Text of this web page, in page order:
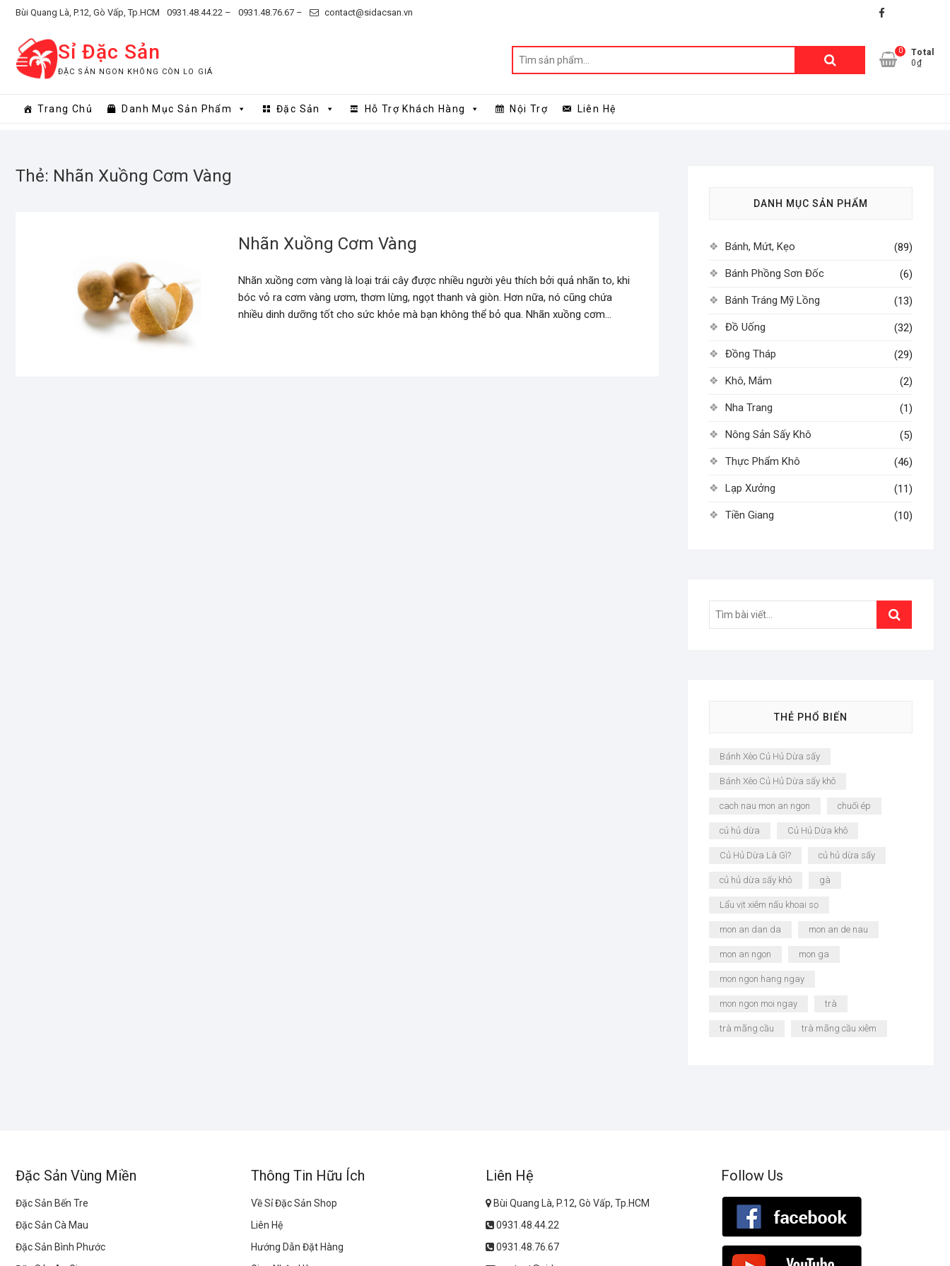
Skip
content
Bùi Quang Là, P.12, Gò Vấp, Tp.HCM 0931.48.44.22 – 0931.48.76.67 – contact@sidacsan.vn facebook
Sỉ Đặc Sản
ĐẶC SẢN NGON KHÔNG CÒN LO GIÁ
0
Total
0₫
Trang Chủ Danh Mục Sản Phẩm Đặc Sản Hỗ Trợ Khách Hàng Nội Trợ Liên Hệ
Thẻ: Nhãn Xuồng Cơm Vàng
Nhãn Xuồng Cơm Vàng
Nhãn xuồng cơm vàng là loại trái cây được nhiều người yêu thích bởi quả nhãn to, khi
bóc vỏ ra cơm vàng ươm, thơm lừng, ngọt thanh và giòn. Hơn nữa, nó cũng chứa
nhiều dinh dưỡng tốt cho sức khỏe mà bạn không thể bỏ qua. Nhãn xuồng cơm…
DANH MỤC SẢN PHẨM
Bánh, Mứt, Kẹo (89)
Bánh Phồng Sơn Đốc (6)
Bánh Tráng Mỹ Lồng (13)
Đồ Uống (32)
Đồng Tháp (29)
Khô, Mắm (2)
Nha Trang (1)
Nông Sản Sấy Khô (5)
Thực Phẩm Khô (46)
Lạp Xưởng (11)
Tiền Giang (10)
Search
THẺ PHỔ BIẾN
Bánh Xèo Củ Hủ Dừa sấy
Bánh Xèo Củ Hủ Dừa sấy khô
cach nau mon an ngon chuối ép
củ hủ dừa Củ Hủ Dừa khô
Củ Hủ Dừa Là Gì? củ hủ dừa sấy
củ hủ dừa sấy khô gà
Lẩu vịt xiêm nấu khoai sọ
mon an dan da mon an de nau
mon an ngon mon ga
mon ngon hang ngay
mon ngon moi ngay trà
trà mãng cầu trà mãng cầu xiêm
Đặc Sản Vùng Miền
Đặc Sản Bến Tre
Đặc Sản Cà Mau
Đặc Sản Bình Phước
Thông Tin Hữu Ích
Về Sỉ Đặc Sản Shop
Liên Hệ
Hướng Dẫn Đặt Hàng
Liên Hệ
Bùi Quang Là, P.12, Gò Vấp, Tp.HCM
0931.48.44.22
0931.48.76.67
Follow Us